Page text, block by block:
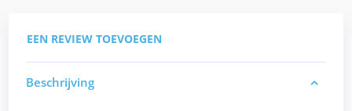
EEN REVIEW TOEVOEGEN
Beschrijving